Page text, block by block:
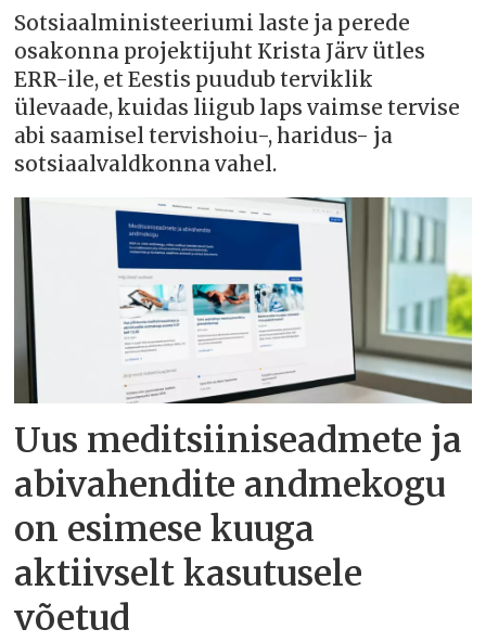
Sotsiaalministeeriumi laste ja perede
osakonna projektijuht Krista Järv ütles
ERR-ile, et Eestis puudub terviklik
ülevaade, kuidas liigub laps vaimse tervise
abi saamisel tervishoiu-, haridus- ja
sotsiaalvaldkonna vahel.
Uus meditsiiniseadmete ja
abivahendite andmekogu
on esimese kuuga
aktiivselt kasutusele
võetud